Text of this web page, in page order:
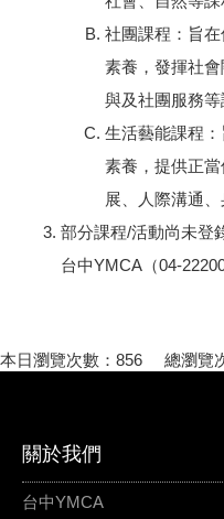
社團課程：旨
素養，發揮社
與及社團服務等
生活藝能課程
素養，提供正
展、人際溝通
部分課程/活動尚未登
台中YMCA（04-
本日瀏覽次數：856 總瀏覽
關於我們
台中YMCA